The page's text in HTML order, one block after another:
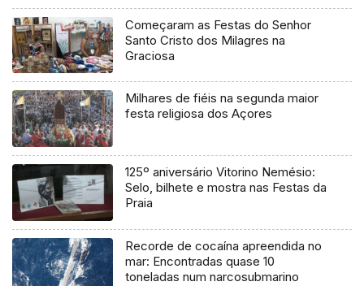
Começaram as Festas do Senhor
Santo Cristo dos Milagres na
Graciosa
Milhares de fiéis na segunda maior
festa religiosa dos Açores
125º aniversário Vitorino Nemésio:
Selo, bilhete e mostra nas Festas da
Praia
Recorde de cocaína apreendida no
mar: Encontradas quase 10
toneladas num narcosubmarino